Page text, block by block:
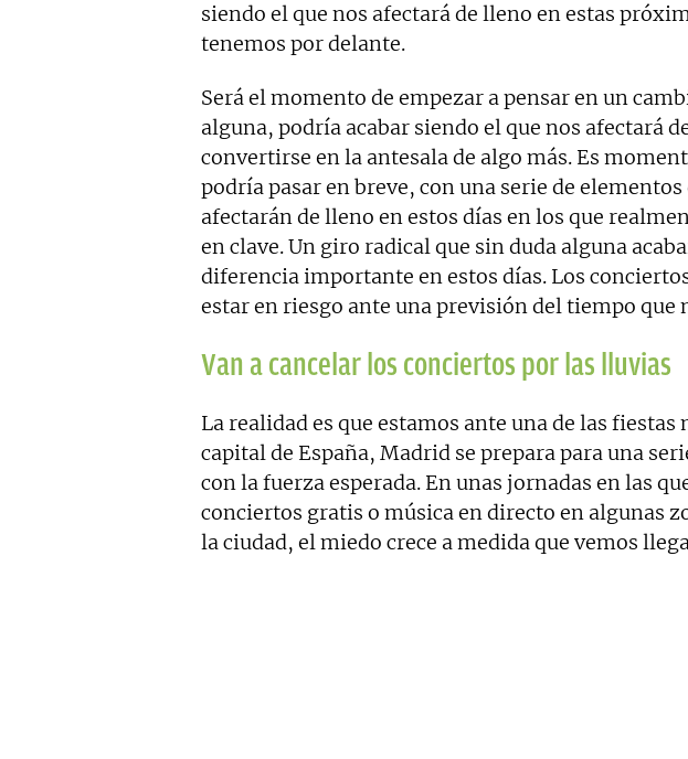
siendo el que nos afectará de lleno en estas
tenemos por delante.
Será el momento de empezar a pensar en un
alguna, podría acabar siendo el que nos afectará
convertirse en la antesala de algo más. Es
podría pasar en breve, con una serie de elementos
afectarán de lleno en estos días en los que
en clave. Un giro radical que sin duda alguna
diferencia importante en estos días. Los
estar en riesgo ante una previsión del tiempo que
Van a cancelar los conciertos por las lluvias
La realidad es que estamos ante una de las fiestas
capital de España, Madrid se prepara para una
con la fuerza esperada. En unas jornadas en las
conciertos gratis o música en directo en algunas
la ciudad, el miedo crece a medida que vemos